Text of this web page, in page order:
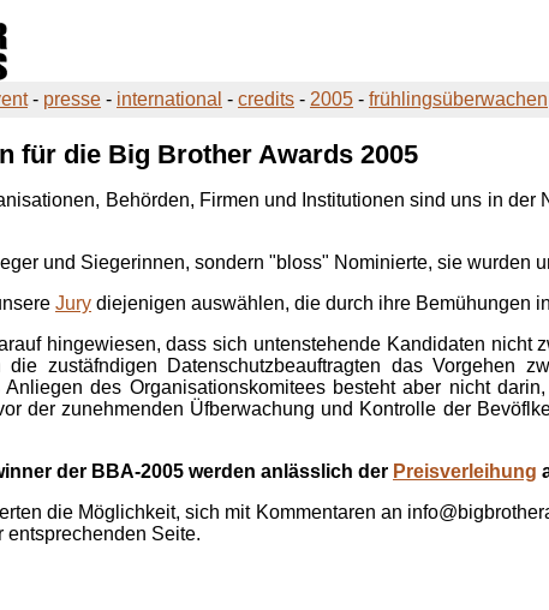
- presse - international - credits - 2005 - frühlingsüberwachen
für die Big Brother Awards 2005
Behörden, Firmen und Institutionen sind uns in
und Siegerinnen, sondern "bloss" Nominierte, sie wurden
Jury diejenigen auswählen, die durch ihre Bemühungen
hingewiesen, dass sich untenstehende Kandidaten nicht
zustäfndigen Datenschutzbeauftragten das Vorgehen
des Organisationskomitees besteht aber nicht
der zunehmenden Üfberwachung und Kontrolle der
der BBA-2005 werden anlässlich der Preisverleihung
die Möglichkeit, sich mit Kommentaren an
entsprechenden Seite.